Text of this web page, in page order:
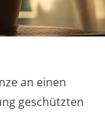
an einen
geschützten